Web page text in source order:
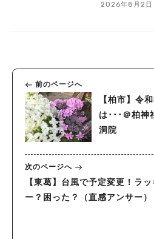
2026年8月2日
前のページへ
【柏市】令
は･･･＠柏神
洞院
次のページへ
【東葛】台風で予定変更！ラッ
ー？困った？（直感アンサー）